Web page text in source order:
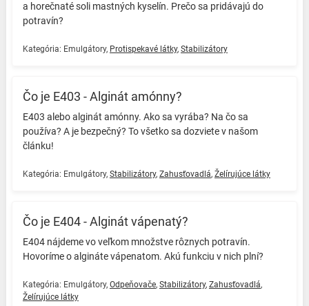
a horečnaté soli mastných kyselín. Prečo sa pridávajú do
potravín? ️
Kategória: Emulgátory, Protispekavé látky, Stabilizátory
Čo je E403 - Alginát amónny?
E403 alebo alginát amónny. Ako sa vyrába? Na čo sa
používa? A je bezpečný? To všetko sa dozviete v našom
článku! ️
Kategória: Emulgátory, Stabilizátory, Zahusťovadlá, Želírujúce látky
Čo je E404 - Alginát vápenatý?
E404 nájdeme vo veľkom množstve rôznych potravín.
Hovoríme o algináte vápenatom. Akú funkciu v nich plní? ️
Kategória: Emulgátory, Odpeňovače, Stabilizátory, Zahusťovadlá,
Želírujúce látky